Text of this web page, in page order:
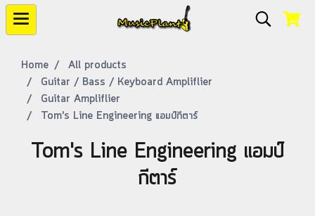
Home
All products
Guitar / Bass / Keyboard Ampliflier
Guitar Ampliflier
Tom's Line Engineering แอมป์กีตาร์
Tom's Line Engineering แอมป์
กีตาร์